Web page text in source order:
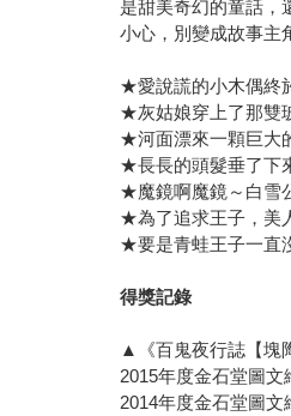
是甜美奇幻的童話，
小心，別變成故事
★愛說謊的小木偶終
★灰姑娘穿上了那雙
★河面漂來一顆巨大
★長長的頭髮垂了下
★魔鏡啊魔鏡～白
★為了追求王子，美
★要是青蛙王子一直
得獎記錄
▲《百鬼夜行誌【塊
2015年度金石堂圖文
2014年度金石堂圖文